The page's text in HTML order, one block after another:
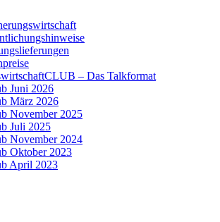
– Das Talkformat
Juni 2026
März 2026
November 2025
Juli 2025
November 2024
Oktober 2023
April 2023